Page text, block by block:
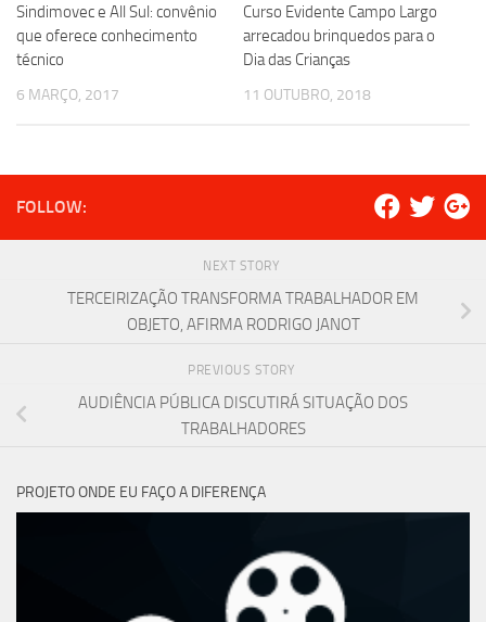
Sindimovec e All Sul: convênio
que oferece conhecimento
técnico
6 MARÇO, 2017
Curso Evidente Campo Largo
arrecadou brinquedos para o
Dia das Crianças
11 OUTUBRO, 2018
FOLLOW:
NEXT STORY
TERCEIRIZAÇÃO TRANSFORMA TRABALHADOR EM
OBJETO, AFIRMA RODRIGO JANOT
PREVIOUS STORY
AUDIÊNCIA PÚBLICA DISCUTIRÁ SITUAÇÃO DOS
TRABALHADORES
PROJETO ONDE EU FAÇO A DIFERENÇA